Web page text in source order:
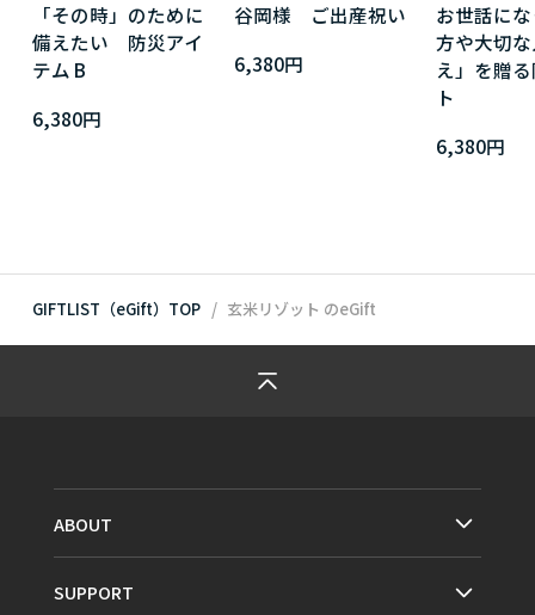
「その時」のために
備えたい 防災アイ
テム B
6,380円
谷岡様 ご出産祝い
6,380円
お世話に
方や大切
え」を贈
ト
6,380円
GIFTLIST（eGift）TOP 玄米リゾット のeGift
ABOUT
SUPPORT